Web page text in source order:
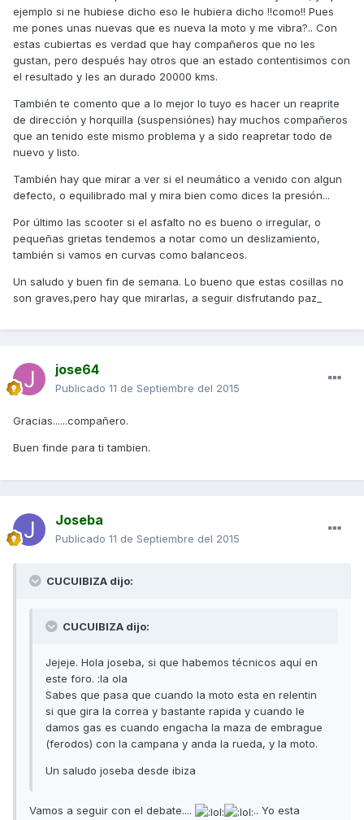
ejemplo si ne hubiese dicho eso le hubiera dicho !!como!! Pues
me pones unas nuevas que es nueva la moto y me vibra?.. Con
estas cubiertas es verdad que hay compañeros que no les
gustan, pero después hay otros que an estado contentisimos con
el resultado y les an durado 20000 kms.
También te comento que a lo mejor lo tuyo es hacer un reaprite
de dirección y horquilla (suspensiónes) hay muchos compañeros
que an tenido este mismo problema y a sido reapretar todo de
nuevo y listo.
También hay que mirar a ver si el neumático a venido con algun
defecto, o equilibrado mal y mira bien como dices la presión...
Por último las scooter si el asfalto no es bueno o irregular, o
pequeñas grietas tendemos a notar como un deslizamiento,
también si vamos en curvas como balanceos.
Un saludo y buen fin de semana. Lo bueno que estas cosillas no
son graves,pero hay que mirarlas, a seguir disfrutando paz_
jose64
Publicado 11 de Septiembre del 2015
Gracias......compañero.
Buen finde para ti tambien.
Joseba
Publicado 11 de Septiembre del 2015
CUCUIBIZA dijo:
CUCUIBIZA dijo:
Jejeje. Hola joseba, si que habemos técnicos aquí en
este foro. :la ola
Sabes que pasa que cuando la moto esta en relentin
si que gira la correa y bastante rapida y cuando le
damos gas es cuando engacha la maza de embrague
(ferodos) con la campana y anda la rueda, y la moto.
Un saludo joseba desde ibiza
Vamos a seguir con el debate....
.. Yo esta